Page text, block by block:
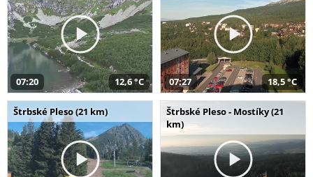
07:20 12,6 °C 07:27 18,5 °C
Štrbské Pleso (21 km)
Štrbské Pleso - Mostíky (21
km)